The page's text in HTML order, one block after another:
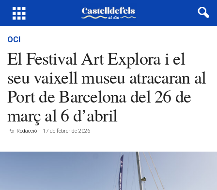
OCI
El Festival Art Explora i el
seu vaixell museu atracaran al
Port de Barcelona del 26 de
març al 6 d’abril
Por Redacció - 17 de febrer de 2026